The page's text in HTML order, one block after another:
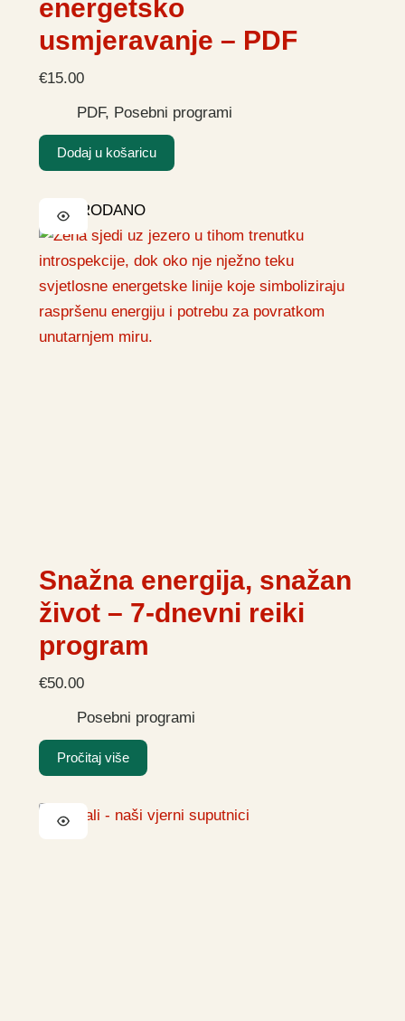
energetsko
usmjeravanje – PDF
€15.00
PDF, Posebni programi
Dodaj u košaricu
RASPRODANO
Snažna energija, snažan
život – 7-dnevni reiki
program
€50.00
Posebni programi
Pročitaj više